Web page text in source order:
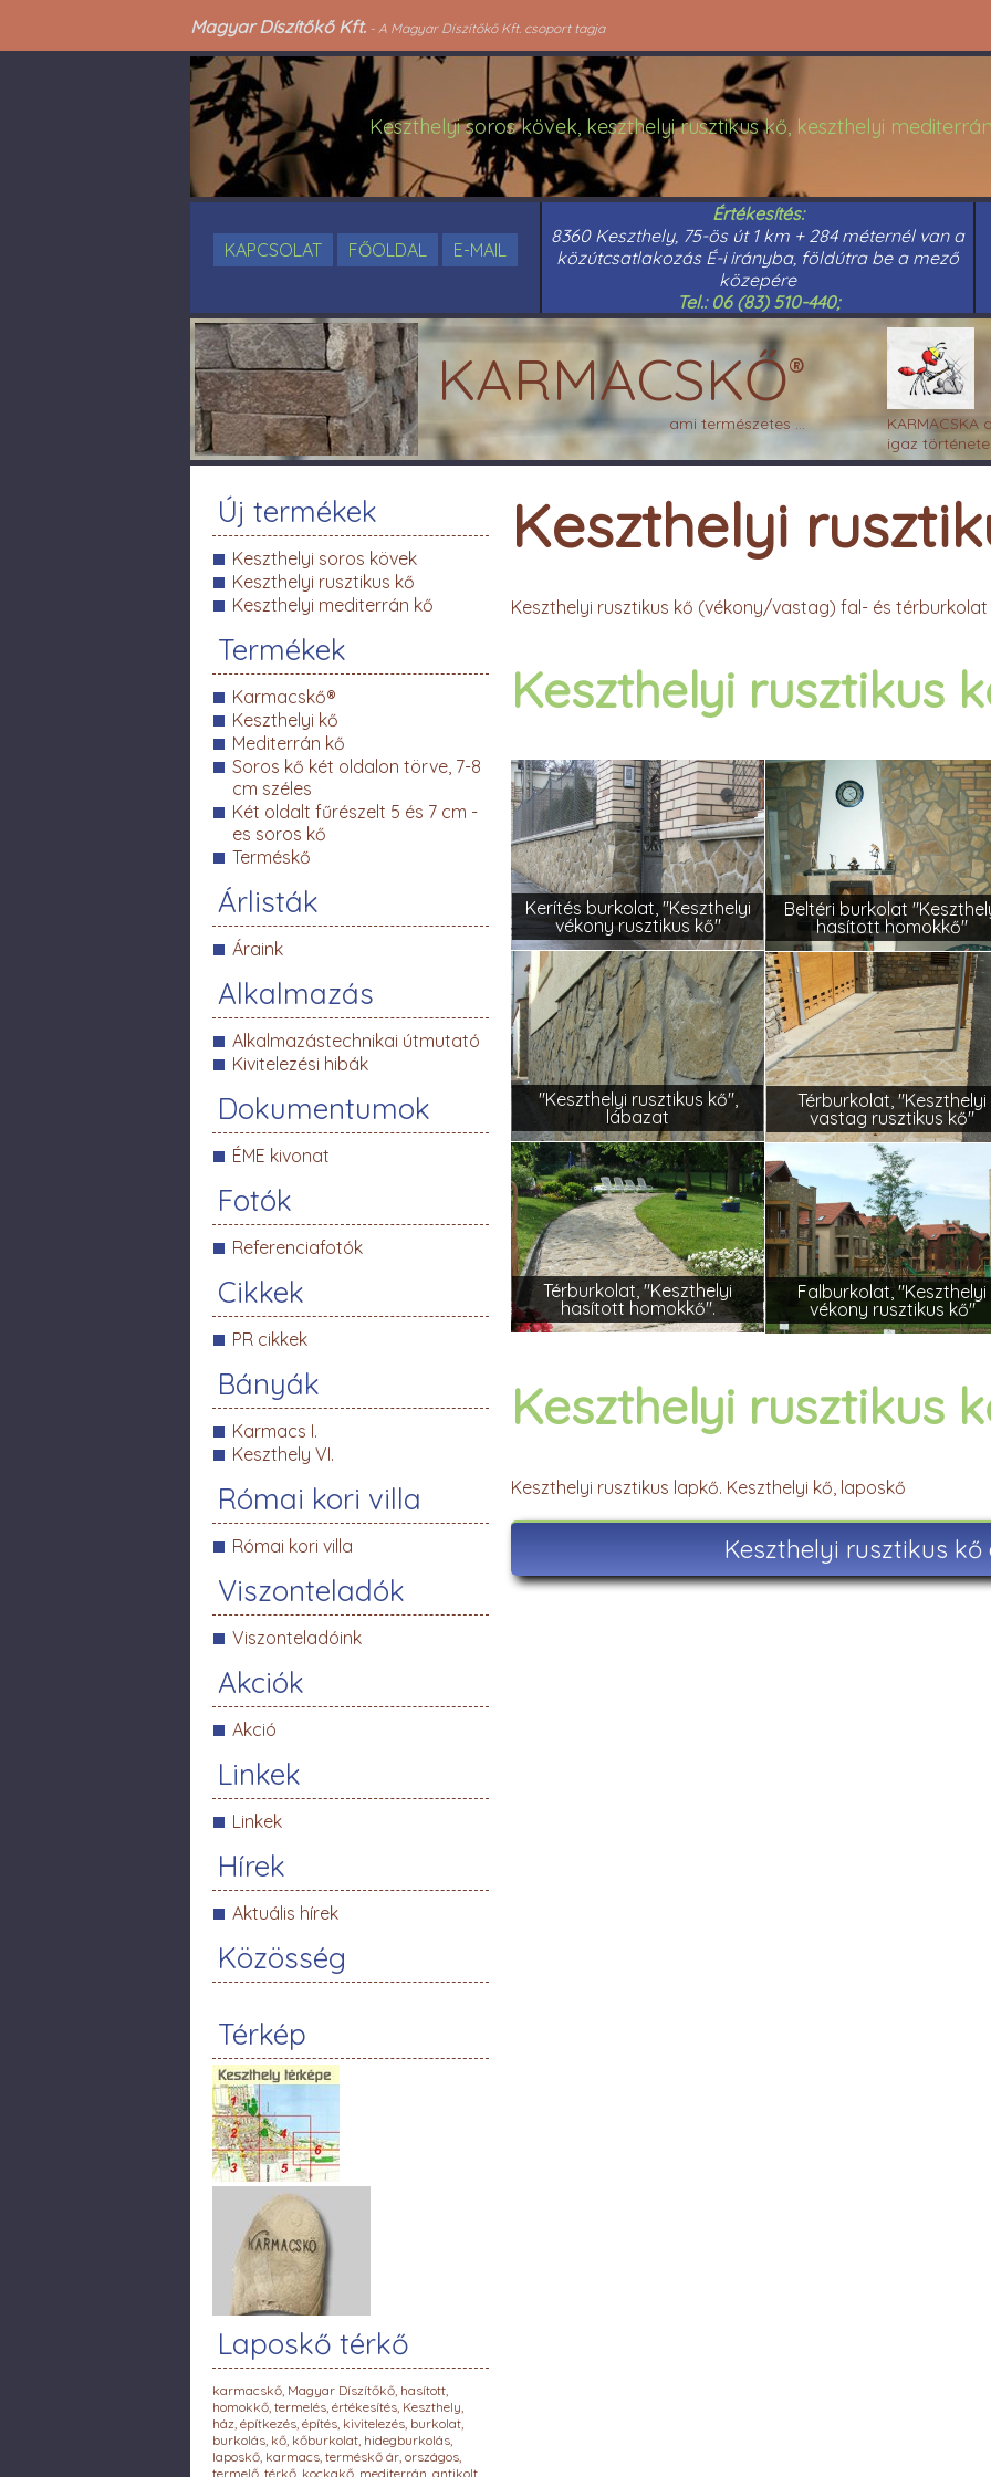
Magyar Díszítőkő Kft. - A Magyar Díszítőkő Kft. csoport tagja
Keszthelyi soros kövek, keszthelyi rusztikus kő, keszthelyi
KAPCSOLAT FŐOLDAL E-MAIL
Értékesítés:
8360 Keszthely, 75-ös út 1 km + 284 méternél van a
közútcsatlakozás É-i irányba, földútra be a mező
közepére
Tel.: 06 (83) 510-440;
KARMACSKŐ®
ami természetes ...
KARMACSKA
igaz története
Keszthelyi
Keszthelyi rusztikus kő (vékony/vastag) fal- és térburkolat
Keszthelyi rusztikus
Kerítés burkolat, "Keszthelyi
vékony rusztikus kő"
"Keszthelyi rusztikus kő",
lábazat
Térburkolat, "Keszthelyi
hasított homokkő".
Beltéri burkolat
hasított homokkő"
Térburkolat, "Keszthelyi
vastag rusztikus kő"
Falburkolat, "Keszthelyi
vékony rusztikus kő"
Keszthelyi rusztikus
Keszthelyi rusztikus lapkő. Keszthelyi kő, laposkő
Keszthelyi rusztikus kő
Új termékek
Keszthelyi soros kövek
Keszthelyi rusztikus kő
Keszthelyi mediterrán kő
Termékek
Karmacskő®
Keszthelyi kő
Mediterrán kő
Soros kő két oldalon törve, 7-8
cm széles
Két oldalt fűrészelt 5 és 7 cm -
es soros kő
Terméskő
Árlisták
Áraink
Alkalmazás
Alkalmazástechnikai útmutató
Kivitelezési hibák
Dokumentumok
ÉME kivonat
Fotók
Referenciafotók
Cikkek
PR cikkek
Bányák
Karmacs I.
Keszthely VI.
Római kori villa
Római kori villa
Viszonteladók
Viszonteladóink
Akciók
Akció
Linkek
Linkek
Hírek
Aktuális hírek
Közösség
Térkép
Laposkő térkő
karmacskő, Magyar Díszítőkő, hasított,
homokkő, termelés, értékesítés, Keszthely,
ház, építkezés, építés, kivitelezés, burkolat,
burkolás, kő, kőburkolat, hidegburkolás,
laposkő, karmacs, terméskő ár, országos,
termelő, térkő, kockakő, mediterrán, antikolt,